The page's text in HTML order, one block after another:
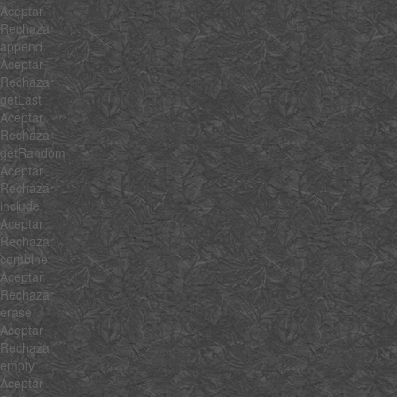
Aceptar
Rechazar
append
Aceptar
Rechazar
getLast
Aceptar
Rechazar
getRandom
Aceptar
Rechazar
include
Aceptar
Rechazar
combine
Aceptar
Rechazar
erase
Aceptar
Rechazar
empty
Aceptar